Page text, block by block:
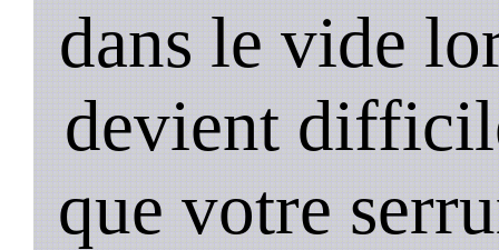
dans le vide
devient
que votre